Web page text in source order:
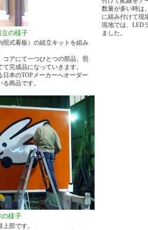
立の様子
照式看板）の組立キットを組み
コアにて一つひとつの部品、照
完成品になっていきます。
日本のTOPメーカーへオーダー
商品です。
数量が多い時は
に組み付けて現
現地では、LED
ました。
の様子
部です。